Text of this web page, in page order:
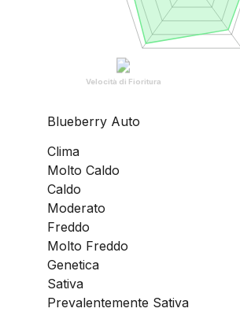
Velocità di Fioritura
Blueberry Auto
Clima
Molto Caldo
Caldo
Moderato
Freddo
Molto Freddo
Genetica
Sativa
Prevalentemente Sativa